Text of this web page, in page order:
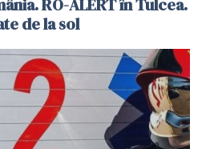
de la sol